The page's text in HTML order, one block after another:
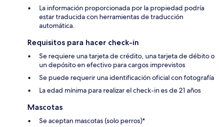
La información proporcionada por la propiedad podría
estar traducida con herramientas de traducción
automática.
Requisitos para hacer check-in
Se requiere una tarjeta de crédito, una tarjeta de débito o
un depósito en efectivo para cargos imprevistos
Se puede requerir una identificación oficial con fotografía
La edad mínima para realizar el check-in es de 21 años
Mascotas
Se aceptan mascotas (solo perros)*